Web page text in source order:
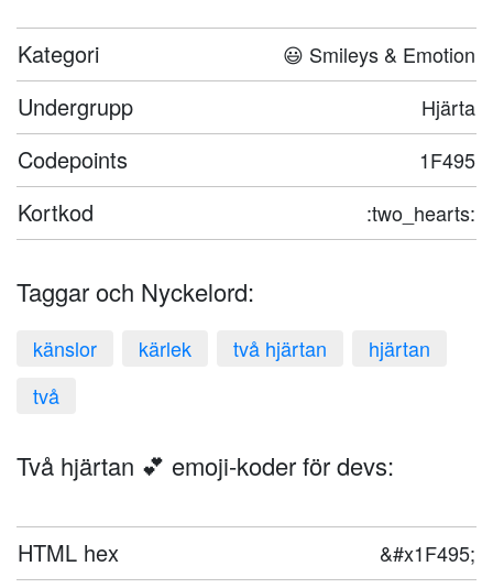
Kategori 😃 Smileys & Emotion
Undergrupp Hjärta
Codepoints 1F495
Kortkod :two_hearts:
Taggar och Nyckelord:
känslor kärlek två hjärtan
hjärtan
två
Två hjärtan 💕 emoji-koder för devs:
HTML hex &#x1F495;